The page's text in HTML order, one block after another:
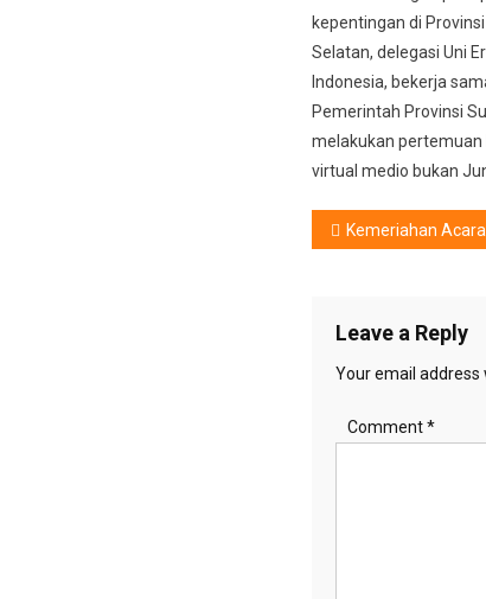
kepentingan di
Selatan, delegasi Uni
Indonesia, bekerja
Pemerintah Provinsi
melakukan pertemuan
virtual medio bukan
Post
Kemeriahan Acara Promag dan IDI,Guncang 43 Kota
Leave a Reply
Your email address
Comment*